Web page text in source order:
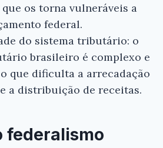
os torna vulneráveis a
federal.
do sistema tributário: o
brasileiro é complexo e
que dificulta a arrecadação
a distribuição de receitas.
federalismo
Leitor!
Nós criamos resumos para
- Elcio Fonseca Reis